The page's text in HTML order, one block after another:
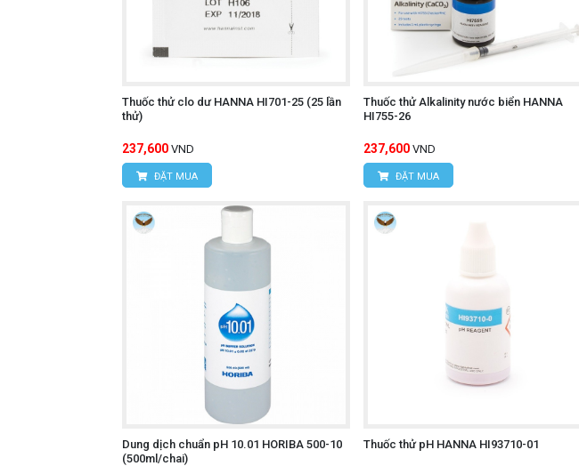
Thuốc thử clo dư HANNA HI701-25 (25 lần
thử)
237,600 VND
ĐẶT MUA
Thuốc thử Alkalinity nước biển HANNA
HI755-26
237,600 VND
ĐẶT MUA
Dung dịch chuẩn pH 10.01 HORIBA 500-10
(500ml/chai)
Thuốc thử pH HANNA HI93710-01